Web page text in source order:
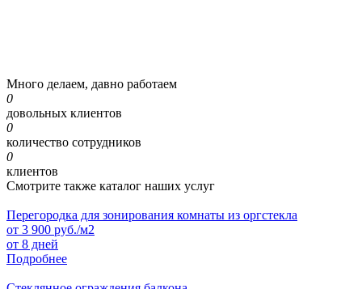
Много делаем, давно работаем
0
довольных клиентов
0
количество сотрудников
0
клиентов
Смотрите также каталог наших услуг
Перегородка для зонирования комнаты из оргстекла
от 3 900 руб./м2
от 8 дней
Подробнее